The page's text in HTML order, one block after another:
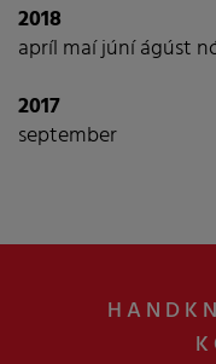
2018
apríl maíjúníágúst
2017
september